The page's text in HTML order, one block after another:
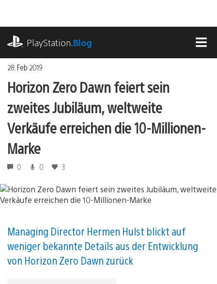
springen
PlayStation.Blog
28. Feb 2019
Horizon Zero Dawn feiert sein
zweites Jubiläum, weltweite
Verkäufe erreichen die 10-Millionen-
Marke
0 0 3
Managing Director Hermen Hulst blickt auf
weniger bekannte Details aus der Entwicklung
von Horizon Zero Dawn zurück